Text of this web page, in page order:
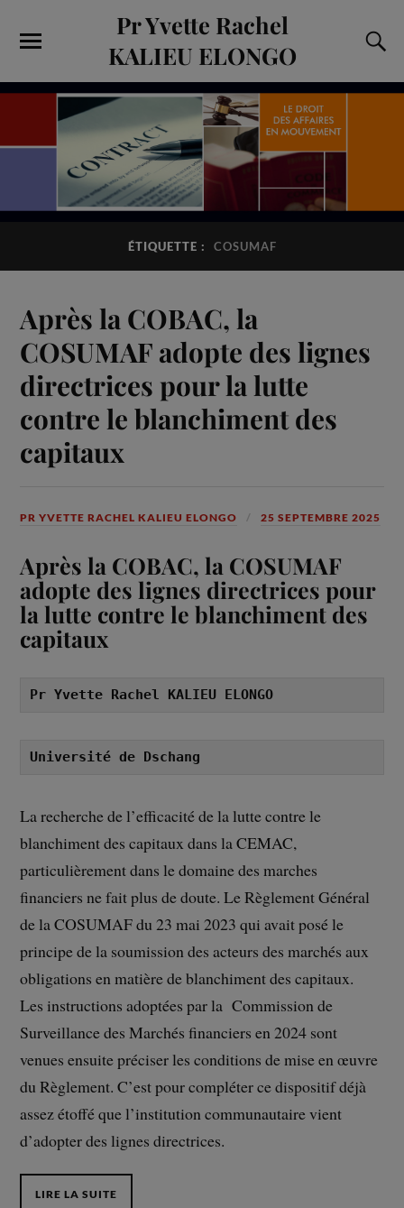
Pr Yvette Rachel
KALIEU ELONGO
ÉTIQUETTE : COSUMAF
Après la COBAC, la
COSUMAF adopte des lignes
directrices pour la lutte
contre le blanchiment des
capitaux
PR YVETTE RACHEL KALIEU ELONGO 25 SEPTEMBRE 2025
Après la COBAC, la COSUMAF
adopte des lignes directrices pour
la lutte contre le blanchiment des
capitaux
Pr Yvette Rachel KALIEU ELONGO
Université de Dschang
La recherche de l’efficacité de la lutte contre le
blanchiment des capitaux dans la CEMAC,
particulièrement dans le domaine des marches
financiers ne fait plus de doute. Le Règlement Général
de la COSUMAF du 23 mai 2023 qui avait posé le
principe de la soumission des acteurs des marchés aux
obligations en matière de blanchiment des capitaux.
Les instructions adoptées par la Commission de
Surveillance des Marchés financiers en 2024 sont
venues ensuite préciser les conditions de mise en œuvre
du Règlement. C’est pour compléter ce dispositif déjà
assez étoffé que l’institution communautaire vient
d’adopter des lignes directrices.
LIRE LA SUITE